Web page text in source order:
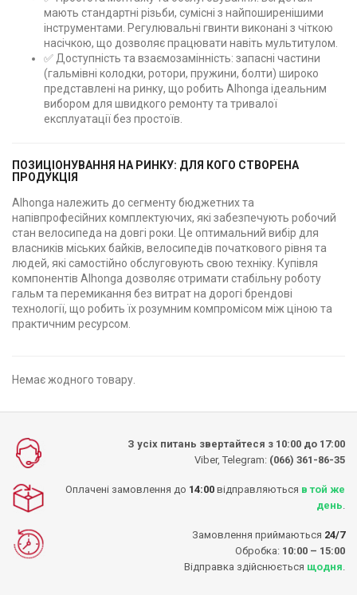
мають стандартні різьби, сумісні з найпоширенішими
інструментами. Регулювальні гвинти виконані з чіткою
насічкою, що дозволяє працювати навіть мультитулом.
✅ Доступність та взаємозамінність: запасні частини
(гальмівні колодки, ротори, пружини, болти) широко
представлені на ринку, що робить Alhonga ідеальним
вибором для швидкого ремонту та тривалої
експлуатації без простоїв.
ПОЗИЦІОНУВАННЯ НА РИНКУ: ДЛЯ КОГО СТВОРЕНА
ПРОДУКЦІЯ
Alhonga належить до сегменту бюджетних та
напівпрофесійних комплектуючих, які забезпечують робочий
стан велосипеда на довгі роки. Це оптимальний вибір для
власників міських байків, велосипедів початкового рівня та
людей, які самостійно обслуговують свою техніку. Купівля
компонентів Alhonga дозволяє отримати стабільну роботу
гальм та перемикання без витрат на дорогі брендові
технології, що робить їх розумним компромісом між ціною та
практичним ресурсом.
Немає жодного товару.
З усіх питань звертайтеся з 10:00 до 17:00
Viber, Telegram: (066) 361-86-35
Оплачені замовлення до 14:00 відправляються в той же
день
Замовлення приймаються 24/7
Обробка: 10:00 – 15:00
Відправка здійснюється щодня